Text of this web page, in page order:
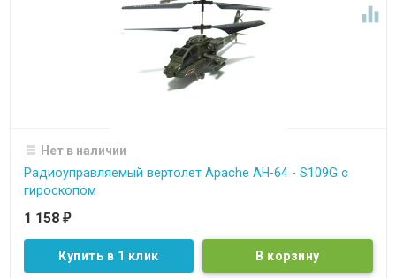

Нет в наличии
Радиоуправляемый вертолет Apache AH-64 - S109G с
гироскопом
1 158 ₽
Купить в 1 клик